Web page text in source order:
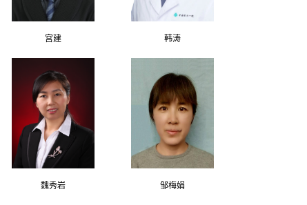
宫建 韩涛
魏秀岩 邹梅娟